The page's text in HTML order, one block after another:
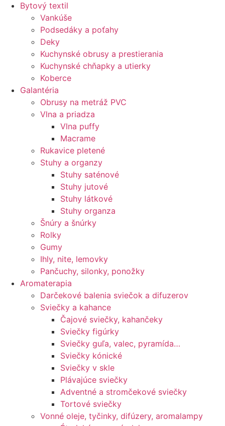
Bytový textil
Vankúše
Podsedáky a poťahy
Deky
Kuchynské obrusy a prestierania
Kuchynské chňapky a utierky
Koberce
Galantéria
Obrusy na metráž PVC
Vlna a priadza
Vlna puffy
Macrame
Rukavice pletené
Stuhy a organzy
Stuhy saténové
Stuhy jutové
Stuhy látkové
Stuhy organza
Šnúry a šnúrky
Rolky
Gumy
Ihly, nite, lemovky
Pančuchy, silonky, ponožky
Aromaterapia
Darčekové balenia sviečok a difuzerov
Sviečky a kahance
Čajové sviečky, kahančeky
Sviečky figúrky
Sviečky guľa, valec, pyramída…
Sviečky kónické
Sviečky v skle
Plávajúce sviečky
Adventné a stromčekové sviečky
Tortové sviečky
Vonné oleje, tyčinky, difúzery, aromalampy